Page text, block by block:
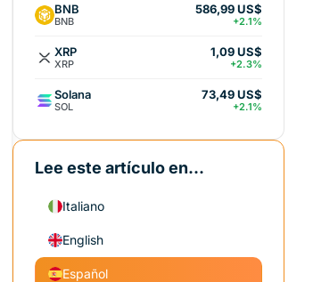
BNB
BNB
586,99 US$
+2.1%
XRP
XRP
1,09 US$
+2.3%
Solana
SOL
73,49 US$
+2.1%
Lee este artículo en...
Italiano
English
Español